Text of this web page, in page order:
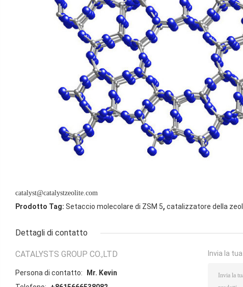
catalyst@catalystzeolite.com
Prodotto Tag: Setaccio molecolare di ZSM 5, catalizzatore della
Dettagli di contatto
CATALYSTS GROUP CO.,LTD
Persona di contatto:
Mr. Kevin
Invia la